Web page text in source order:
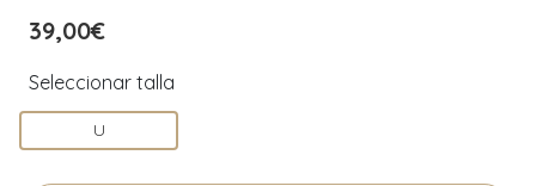
39,00€
Seleccionar talla
U